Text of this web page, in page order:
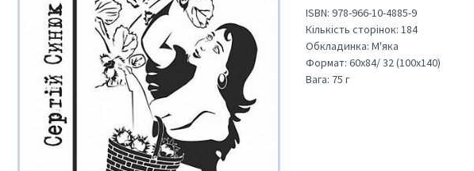
ISBN: 978-966-10-4885-9
Кількість сторінок: 184
Обкладинка: М'яка
Формат: 60х84/ 32 (100х140)
Вага: 75 г